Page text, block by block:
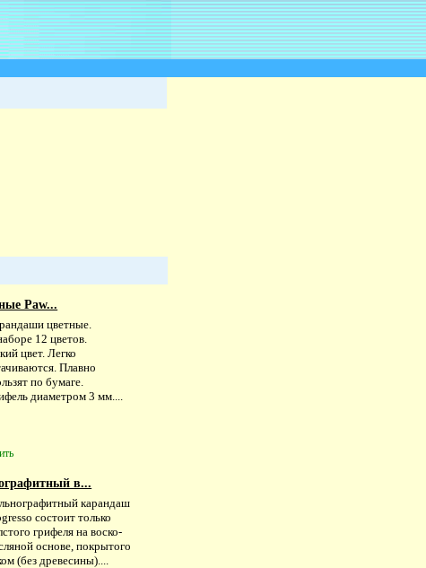
Paw...
цветные.
12 цветов.
цвет. Легко
Плавно
по бумаге.
диаметром 3 мм....
в...
карандаш
состоит только
грифеля на воско-
основе, покрытого
(без древесины)....